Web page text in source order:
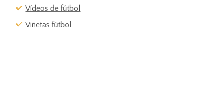
Vídeos de fútbol
Viñetas fútbol